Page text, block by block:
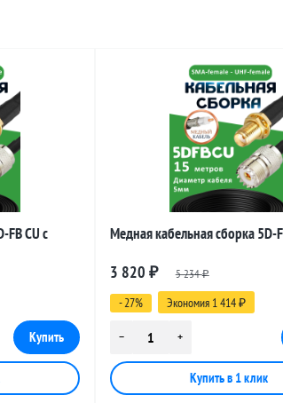
CU с
Медная кабельная сборка 5D-
метров
3 820 ₽ 5 234₽
- 27% Экономия 1 414 ₽